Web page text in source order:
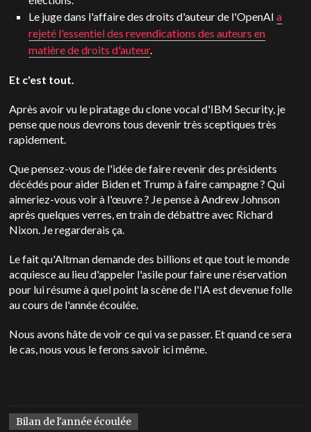
Le juge dans l'affaire des droits d'auteur de l'OpenAIa
rejeté l'essentiel des revendications des auteurs en
matière de droits d'auteur.
Et c'est tout.
Après avoir vu le piratage du clone vocal d'IBM Security, je
pense que nous devrons tous devenir très sceptiques très
rapidement.
Que pensez-vous de l'idée de faire revenir des présidents
décédés pour aider Biden et Trump à faire campagne ? Qui
aimeriez-vous voir à l'œuvre ? Je pense à Andrew Johnson
après quelques verres, en train de débattre avec Richard
Nixon. Je regarderais ça.
Le fait qu'Altman demande des billions et que tout le monde
acquiesce au lieu d'appeler l'asile pour faire une réservation
pour lui résume à quel point la scène de l'IA est devenue folle
au cours de l'année écoulée.
Nous avons hâte de voir ce qui va se passer. Et quand ce sera
le cas, nous vous le ferons savoir ici même.
Bilan de l'année écoulée